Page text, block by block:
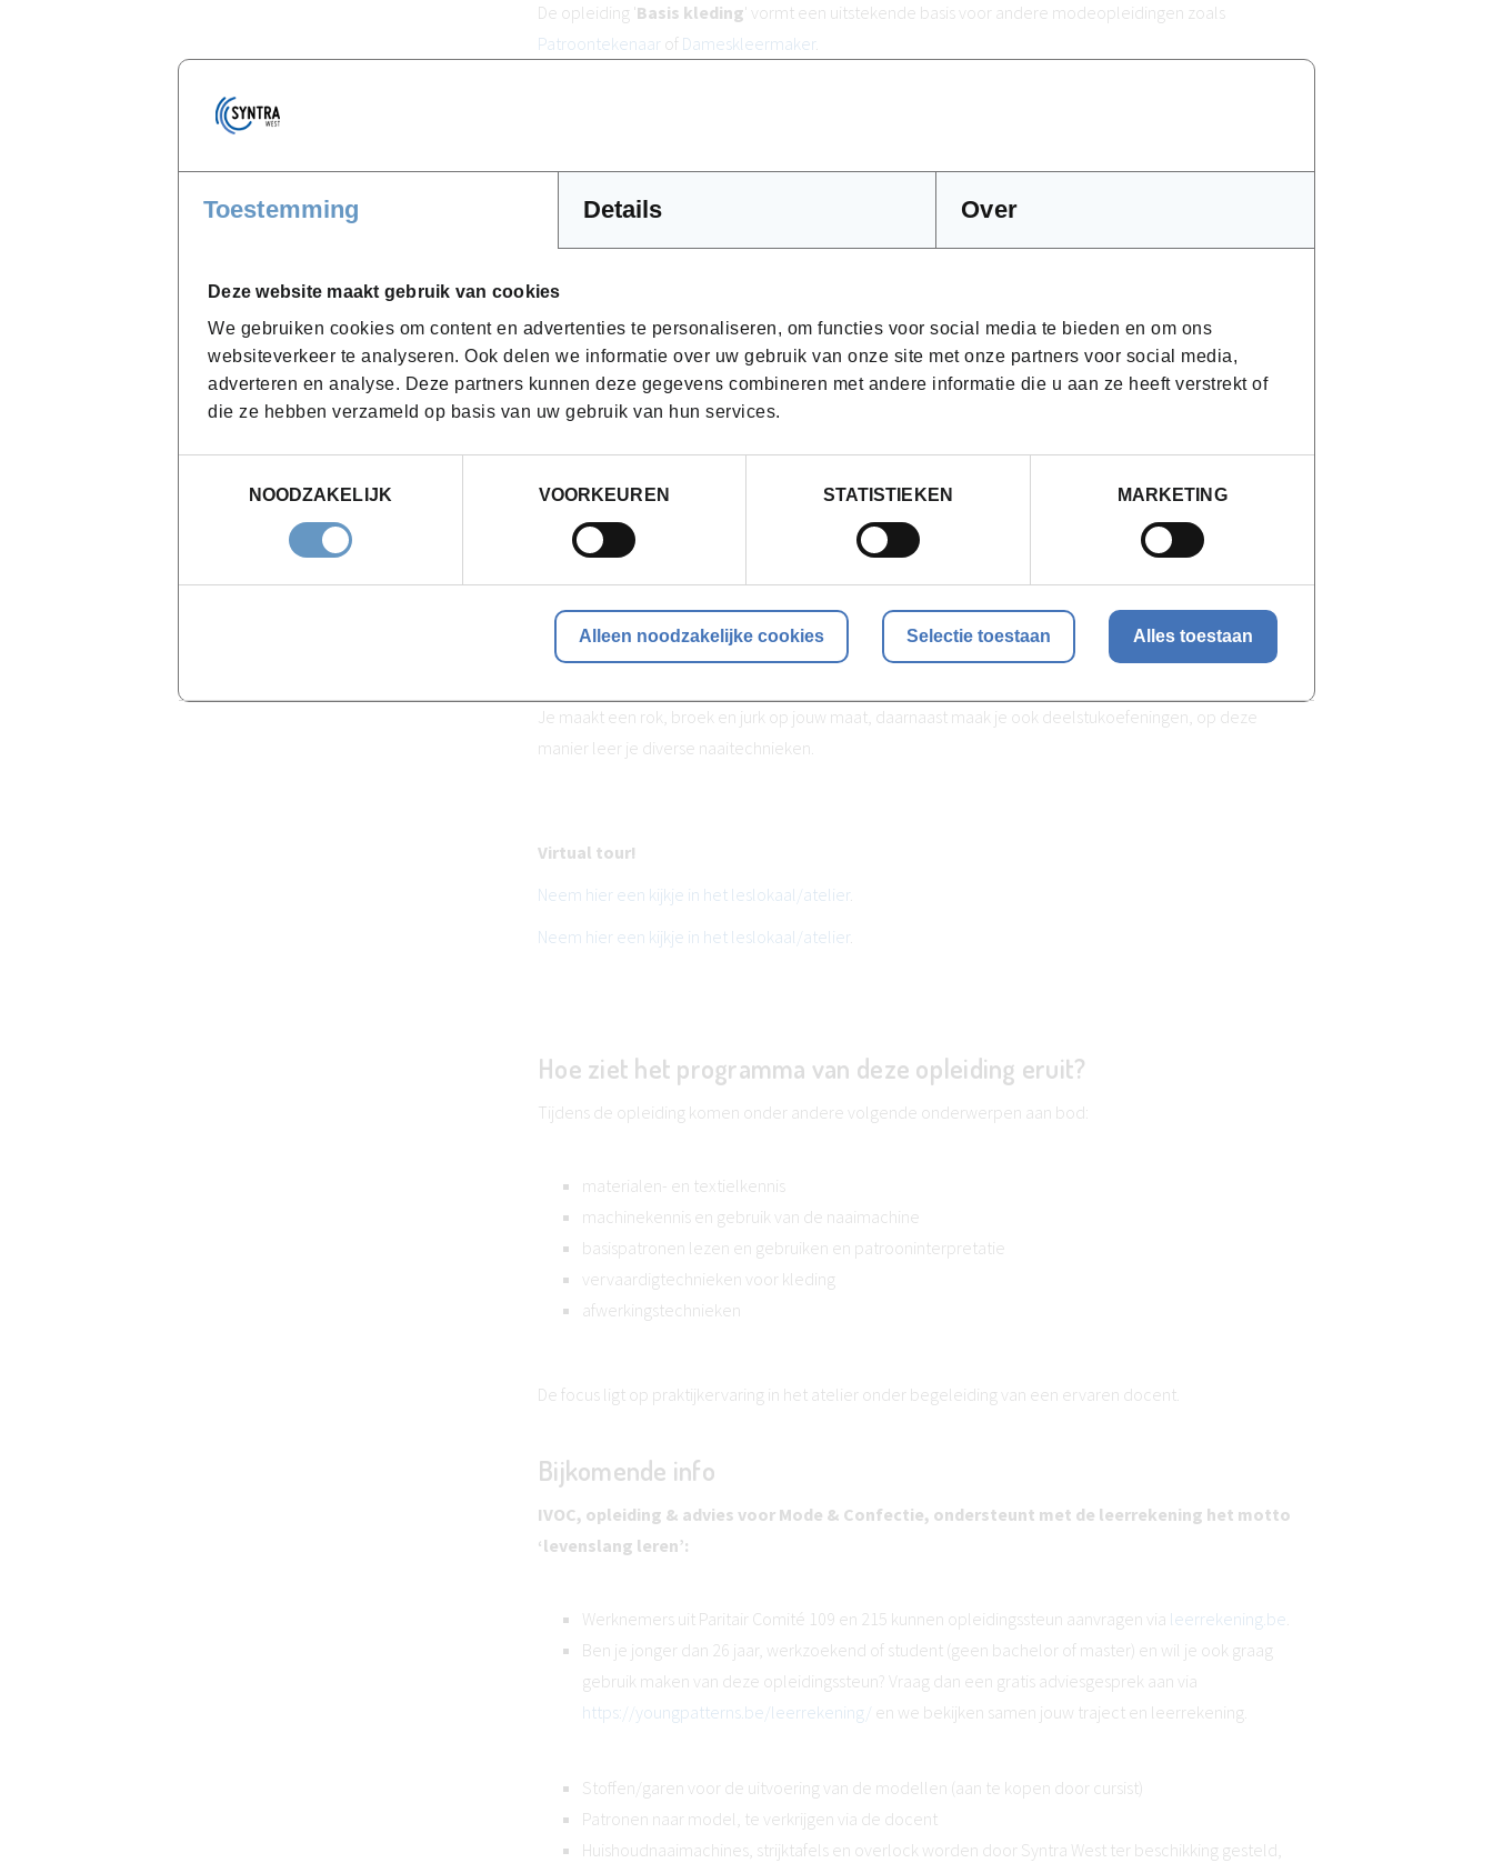
Toestemming Details Over
Deze website maakt gebruik van cookies
We gebruiken cookies om content en advertenties te personaliseren, om functies voor social media te bieden en om ons
websiteverkeer te analyseren. Ook delen we informatie over uw gebruik van onze site met onze partners voor social media,
adverteren en analyse. Deze partners kunnen deze gegevens combineren met andere informatie die u aan ze heeft verstrekt of
die ze hebben verzameld op basis van uw gebruik van hun services.
NOODZAKELIJK
VOORKEUREN STATISTIEKEN MARKETING
Alleen noodzakelijke cookies Selectie toestaan Alles toestaan
De opleiding 'Basis kleding' vormt een uitstekende basis voor andere modeopleidingen zoals
Patroontekenaar of Dameskleermaker.
Voor wie is deze opleiding bestemd?
Ze is bijzonder geschikt voor wie:
wil doorstromen naar een opleiding binnen de afdeling Mode en kledij
Voorkennis
Methodologie
Je maakt een rok, broek en jurk op jouw maat, daarnaast maak je ook deelstukoefeningen, op deze
manier leer je diverse naaitechnieken.
Virtual tour!
Neem hier een kijkje in het leslokaal/atelier.
Neem hier een kijkje in het leslokaal/atelier.
Hoe ziet het programma van deze opleiding eruit?
Tijdens de opleiding komen onder andere volgende onderwerpen aan bod:
materialen- en textielkennis
machinekennis en gebruik van de naaimachine
basispatronen lezen en gebruiken en patrooninterpretatie
vervaardigtechnieken voor kleding
afwerkingstechnieken
De focus ligt op praktijkervaring in het atelier onder begeleiding van een ervaren docent.
Bijkomende info
IVOC, opleiding & advies voor Mode & Confectie, ondersteunt met de leerrekening het motto
‘levenslang leren’:
Werknemers uit Paritair Comité 109 en 215 kunnen opleidingssteun aanvragen via leerrekening.be.
Ben je jonger dan 26 jaar, werkzoekend of student (geen bachelor of master) en wil je ook graag
gebruik maken van deze opleidingssteun? Vraag dan een gratis adviesgesprek aan via
https://youngpatterns.be/leerrekening/ en we bekijken samen jouw traject en leerrekening.
Stoffen/garen voor de uitvoering van de modellen (aan te kopen door cursist)
Patronen naar model, te verkrijgen via de docent
Huishoudnaaimachines, strijktafels en overlock worden door Syntra West ter beschikking gesteld,